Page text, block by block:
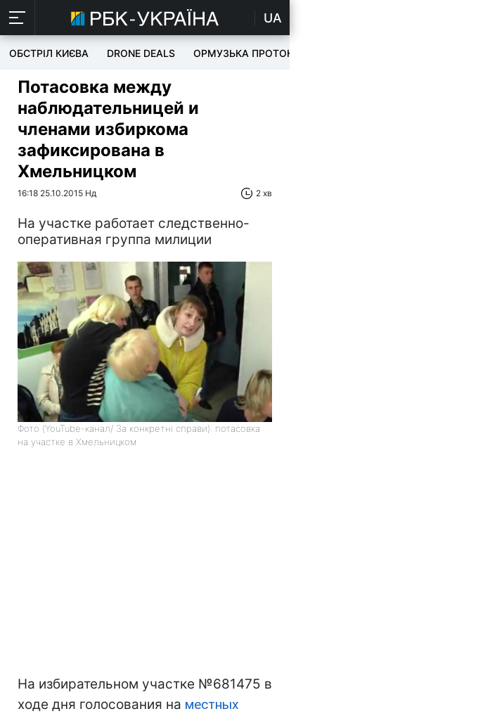
UA
ОБСТРІЛ КИЄВА DRONE DEALS ОРМУЗЬКА ПРОТОКА
Потасовка между
наблюдательницей и
членами избиркома
зафиксирована в
Хмельницком
16:18 25.10.2015 Нд 2 хв
На участке работает следственно-
оперативная группа милиции
Фото (YouTube-канал/ За конкретні справи): потасовка
на участке в Хмельницком
На избирательном участке №681475 в
ходе дня голосования на местных